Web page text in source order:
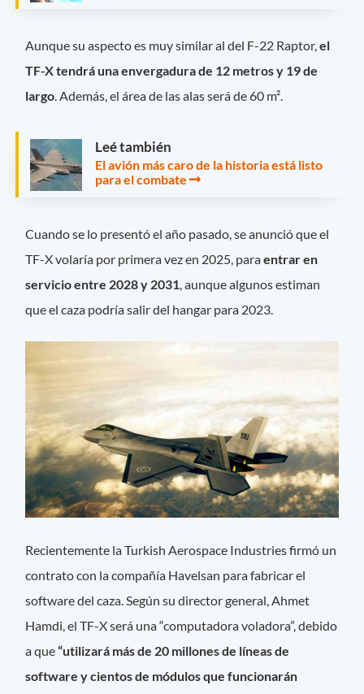
Aunque su aspecto es muy similar al del F-22 Raptor,el
TF-X tendrá una envergadura de 12 metros y 19 de
largo. Además, el área de las alas será de 60 m².
Leé también
El avión más caro de la historia está listo
para el combate
Cuando se lo presentó el año pasado, se anunció que el
TF-X volaría por primera vez en 2025, paraentrar en
servicio entre 2028 y 2031 , aunque algunos estiman
que el caza podría salir del hangar para 2023.
Recientemente la Turkish Aerospace Industries firmó un
contrato con la compañía Havelsan para fabricar el
software del caza. Según su director general, Ahmet
Hamdi, el TF-X será una “computadora voladora”, debido
a que“utilizará más de 20 millones de líneas de
software y cientos de módulos que funcionarán